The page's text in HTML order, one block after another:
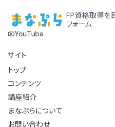
FP資格取得を
フォーム
YouTube
サイト
トップ
コンテンツ
講座紹介
まなぷらについて
お問い合わせ